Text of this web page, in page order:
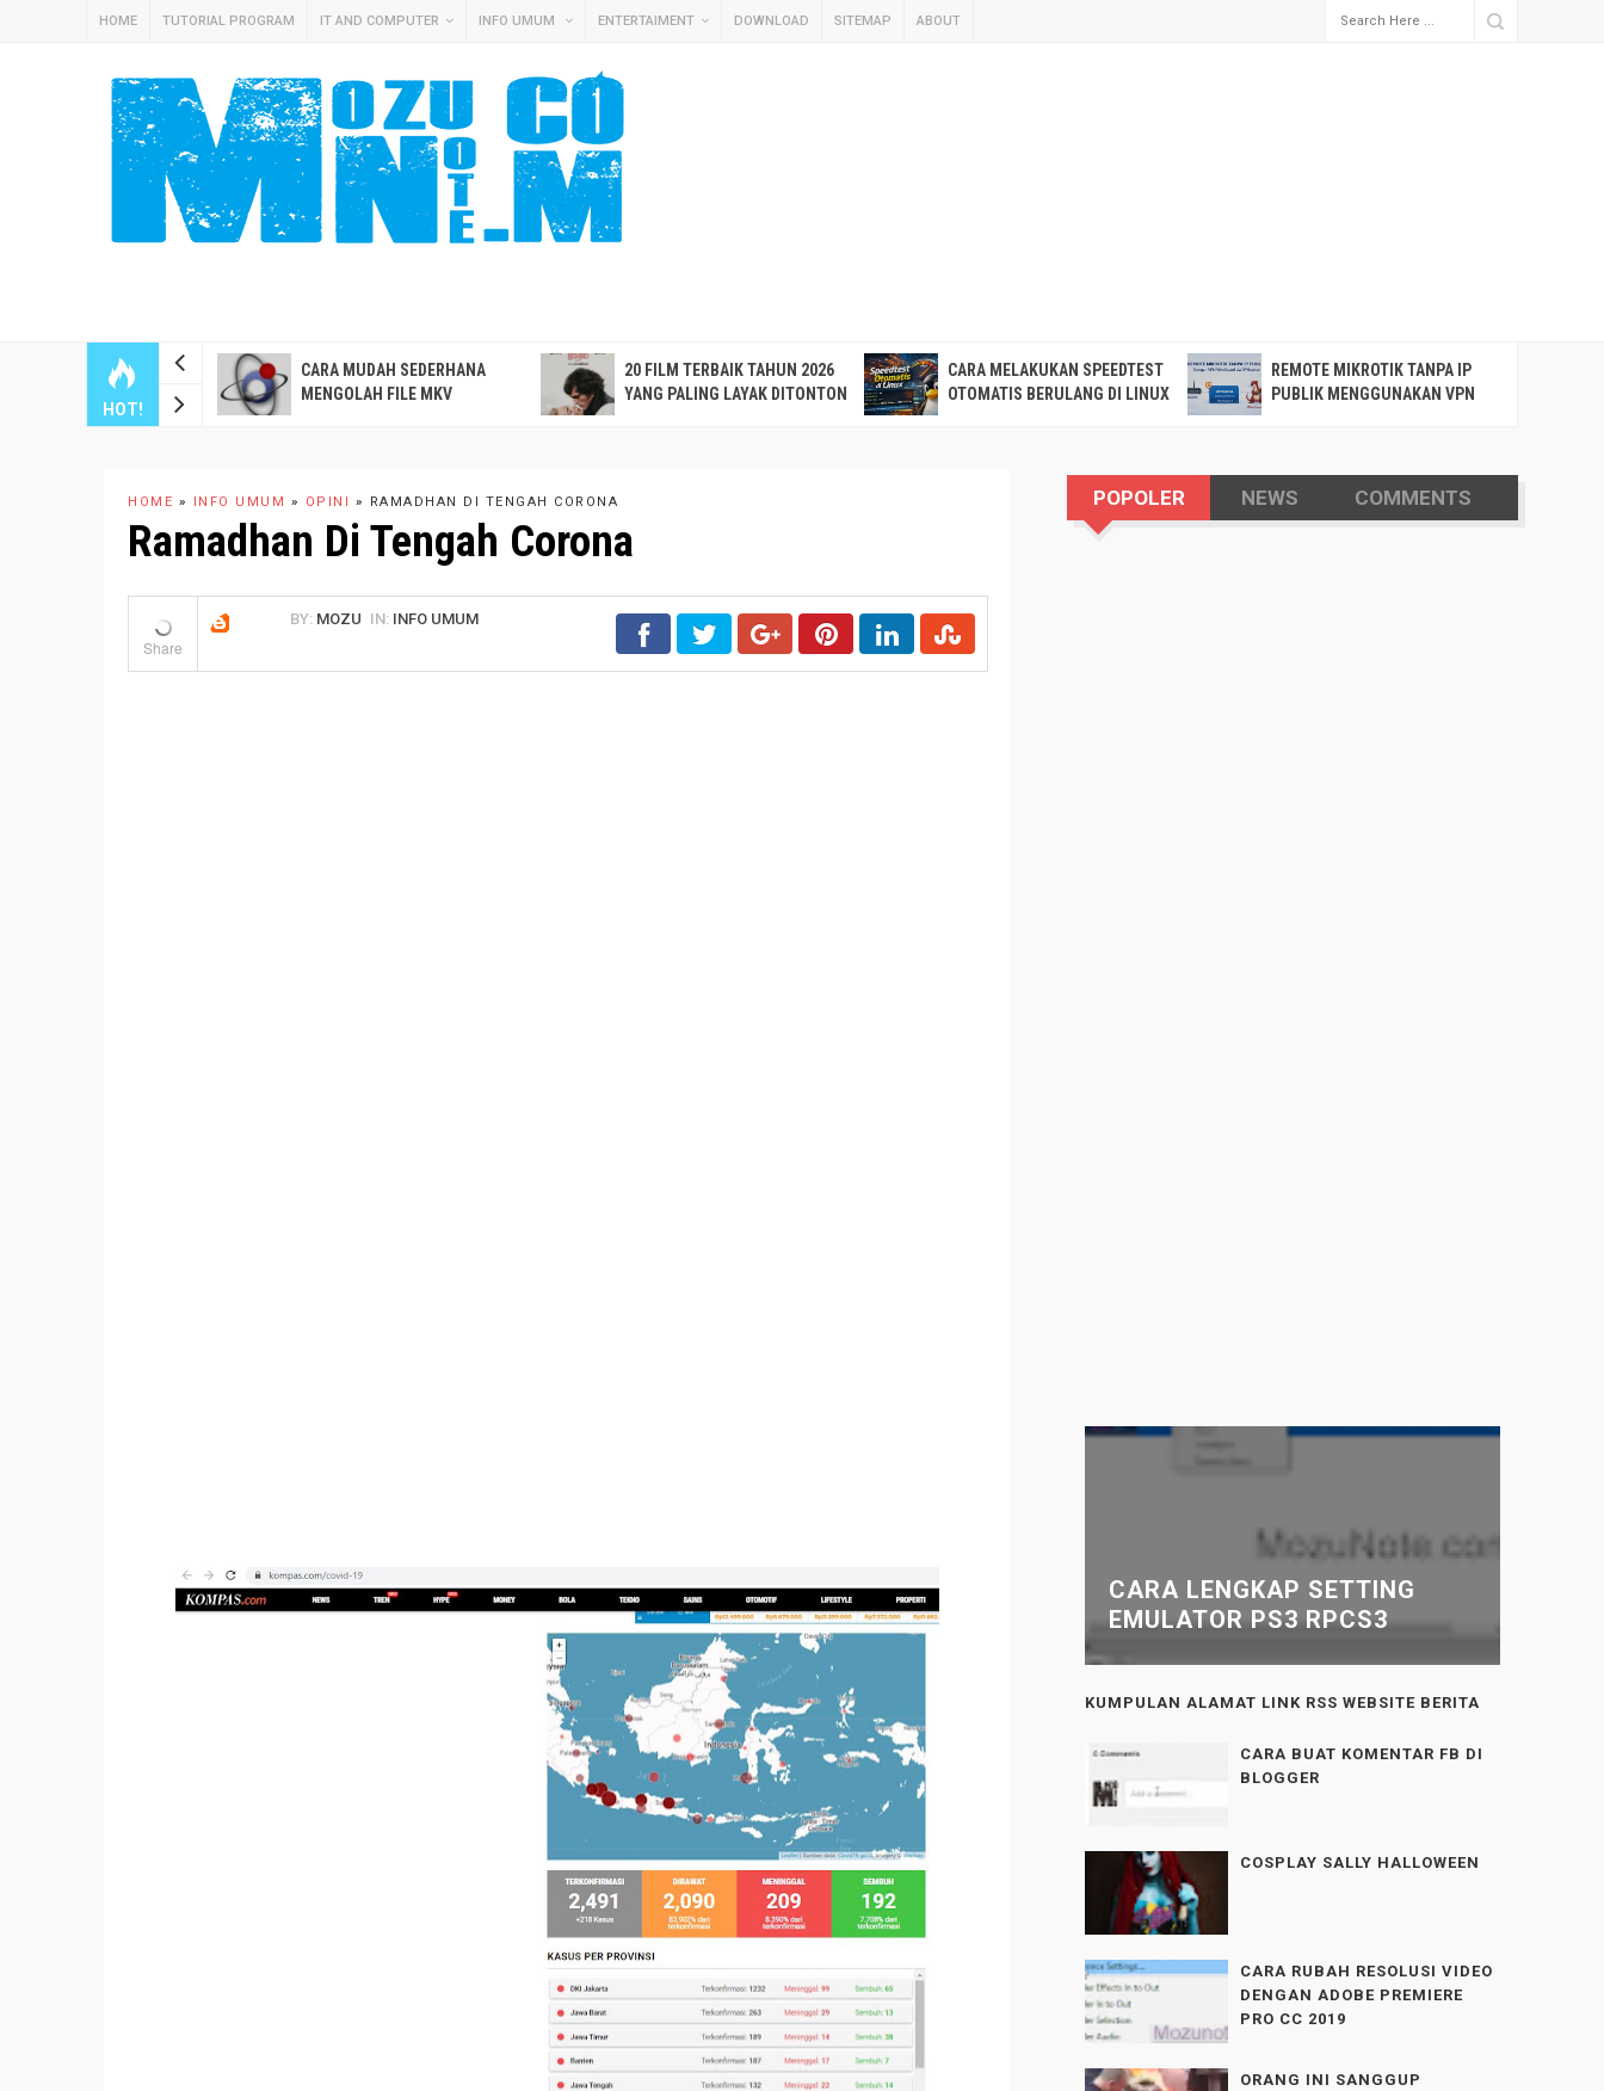
HOME TUTORIAL PROGRAM IT AND COMPUTER INFO UMUM ENTERTAIMENT DOWNLOAD SITEMAP ABOUT
HOT!
CEPAT INSTALL
OS DI
CARA MUDAH SEDERHANA
MENGOLAH FILE MKV
20 FILM TERBAIK TAHUN 2026
YANG PALING LAYAK DITONTON
CARA MELAKUKAN SPEEDTEST
OTOMATIS BERULANG DI LINUX
REMOTE MIKROTIK TANPA IP
PUBLIK MENGGUNAKAN VPN
HOME » INFO UMUM » OPINI » RAMADHAN DI TENGAH CORONA
Ramadhan Di Tengah Corona
BY: MOZU IN: INFO UMUM
POPOLER NEWS COMMENTS
CARA LENGKAP SETTING
EMULATOR PS3 RPCS3
KUMPULAN ALAMAT LINK RSS WEBSITE BERITA
CARA BUAT KOMENTAR FB DI
BLOGGER
COSPLAY SALLY HALLOWEEN
CARA RUBAH RESOLUSI VIDEO
DENGAN ADOBE PREMIERE
PRO CC 2019
ORANG INI SANGGUP